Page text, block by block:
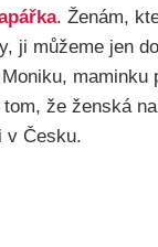
. Ženám,
ji můžeme jen
maminku
že ženská
v Česku.